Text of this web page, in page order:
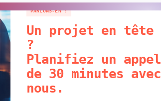
PARLONS-EN !
Un projet en tête
?
Planifiez un appel
de 30 minutes avec
nous.